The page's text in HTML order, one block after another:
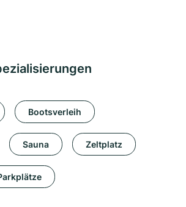
Bootsverleih
Sauna Zeltplatz